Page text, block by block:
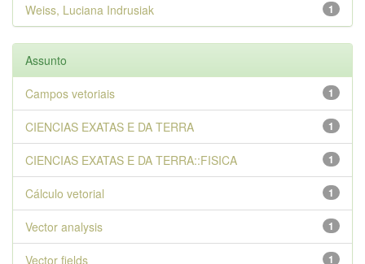
1
Weiss, Luciana Indrusiak
Assunto
1
Campos vetoriais
1
CIENCIAS EXATAS E DA TERRA
1
CIENCIAS EXATAS E DA TERRA::FISICA
1
Cálculo vetorial
1
Vector analysis
1
Vector fields